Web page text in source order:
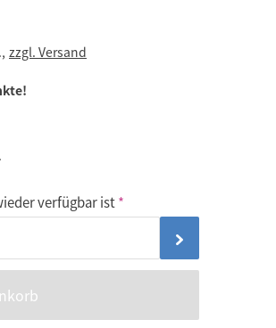
zzgl. Versand
verfügbar ist